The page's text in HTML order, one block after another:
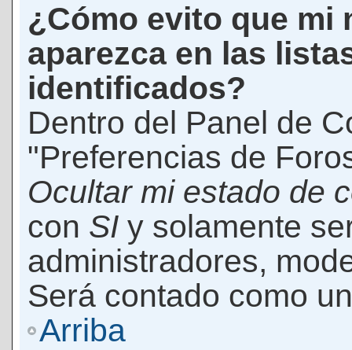
¿Cómo evito que mi
aparezca en las
identificados?
Dentro del Panel de
"Preferencias de
Ocultar mi estado de
con SI y solamente
administradores,
Será contado como
Arriba